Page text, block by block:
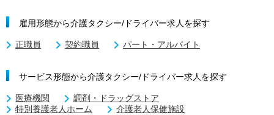
雇用形態から介護タクシー/ドライバー求人を探す
正職員 契約職員 パート・アルバイト
サービス形態から介護タクシー/ドライバー求人を探す
医療機関
調剤・ドラッグストア
特別養護老人ホーム
介護老人保健施設